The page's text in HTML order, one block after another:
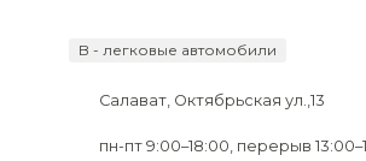
B - легковые автомобили
Салават, Октябрьская ул.,13
пн-пт 9:00–18:00, перерыв